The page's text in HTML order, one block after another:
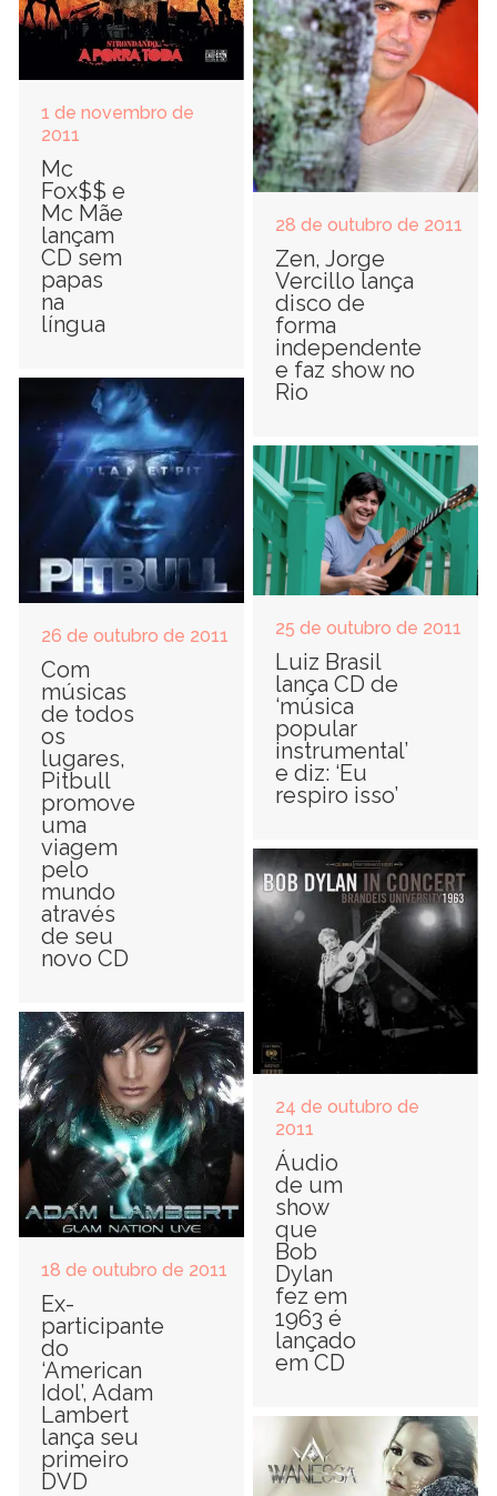
1 de novembro de
2011
Mc
Fox$$ e
Mc Mãe
lançam
CD sem
papas
na
língua
28 de outubro de 2011
Zen, Jorge
Vercillo lança
disco de
forma
independente
e faz show no
Rio
26 de outubro de 2011
Com
músicas
de todos
os
lugares,
Pitbull
promove
uma
viagem
pelo
mundo
através
de seu
novo CD
25 de outubro de 2011
Luiz Brasil
lança CD de
‘música
popular
instrumental’
e diz: ‘Eu
respiro isso’
24 de outubro de
2011
Áudio
de um
show
que
Bob
Dylan
fez em
1963 é
lançado
em CD
18 de outubro de 2011
Ex-
participante
do
‘American
Idol’, Adam
Lambert
lança seu
primeiro
DVD